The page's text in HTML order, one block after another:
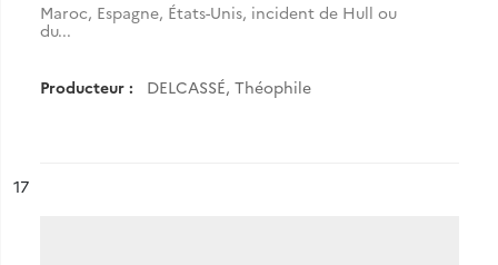
Maroc, Espagne, États-Unis, incident de Hull ou
du...
Producteur : DELCASSÉ, Théophile
n°
17